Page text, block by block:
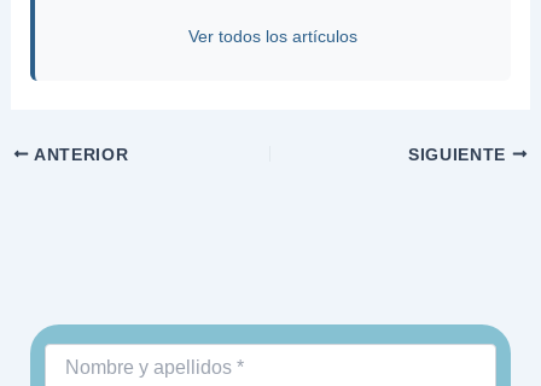
Ver todos los artículos
ANTERIOR SIGUIENTE